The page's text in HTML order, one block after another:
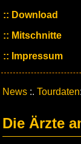
Download
Mitschnitte
Impressum
News :. Tourdaten
Die Ärzte